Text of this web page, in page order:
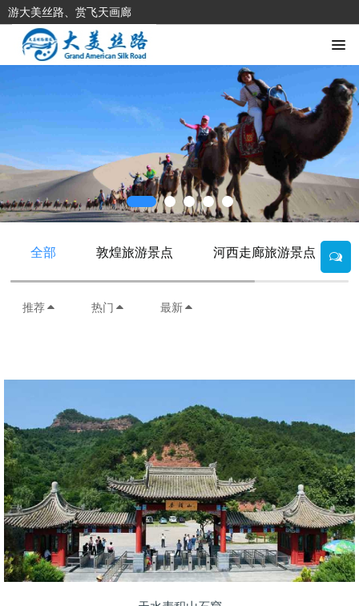
游大美丝路、赏飞天画廊
全部 敦煌旅游景点 河西走廊旅游景点
推荐 热门 最新